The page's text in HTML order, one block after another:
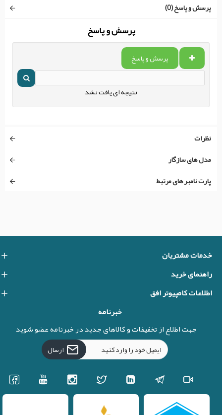
پرسش و پاسخ (0)
پرسش و پاسخ
پرسش و پاسخ
نتیجه ای یافت نشد
نظرات
مدل های سازگار
پارت نامبر های مرتبط
خدمات مشتریان
راهنمای خرید
اطلاعات کامپیوتر افق
خبرنامه
جهت اطلاع از تخفیفات و کالاهای جدید در خبرنامه عضو شوید
ارسال